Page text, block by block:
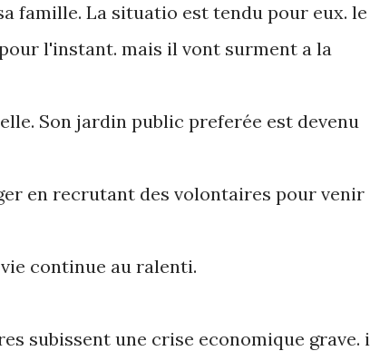
famille. La situatio est tendu pour eux. le
l'instant. mais il vont surment a la
Son jardin public preferée est devenu
en recrutant des volontaires pour venir
continue au ralenti.
subissent une crise economique grave.